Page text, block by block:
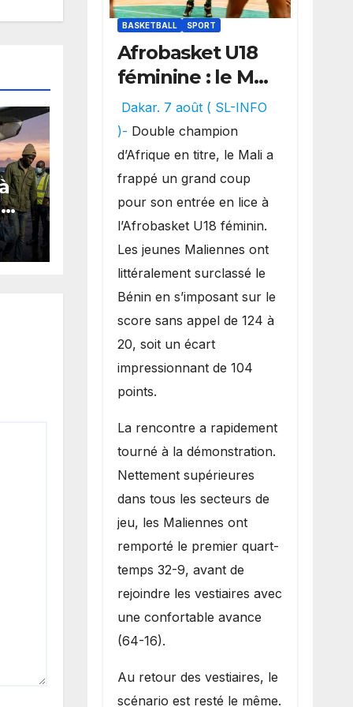
BASKETBALL SPORT
Afrobasket U18
féminine : le Mali
réalise un
véritable festival
offensif et
inflige une
lourde défaite
au Bénin.
Dakar. 7 août ( SL-INFO
)- Double champion
d’Afrique en titre, le Mali a
frappé un grand coup
pour son entrée en lice à
l’Afrobasket U18 féminin.
Les jeunes Maliennes ont
littéralement surclassé le
Bénin en s’imposant sur le
score sans appel de 124 à
20, soit un écart
impressionnant de 104
points.
La rencontre a rapidement
tourné à la démonstration.
Nettement supérieures
dans tous les secteurs de
jeu, les Maliennes ont
remporté le premier quart-
temps 32-9, avant de
rejoindre les vestiaires avec
une confortable avance
(64-16).
Au retour des vestiaires, le
scénario est resté le même.